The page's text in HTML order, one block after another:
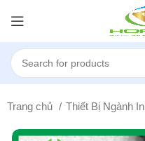
Trang chủ Thiết Bị Ngành In